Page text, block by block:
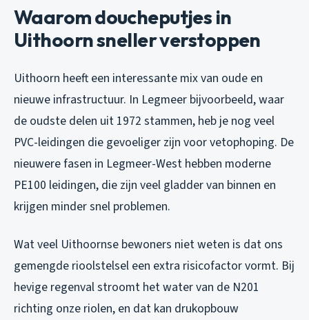
Waarom doucheputjes in
Uithoorn sneller verstoppen
Uithoorn heeft een interessante mix van oude en
nieuwe infrastructuur. In Legmeer bijvoorbeeld, waar
de oudste delen uit 1972 stammen, heb je nog veel
PVC-leidingen die gevoeliger zijn voor vetophoping. De
nieuwere fasen in Legmeer-West hebben moderne
PE100 leidingen, die zijn veel gladder van binnen en
krijgen minder snel problemen.
Wat veel Uithoornse bewoners niet weten is dat ons
gemengde rioolstelsel een extra risicofactor vormt. Bij
hevige regenval stroomt het water van de N201
richting onze riolen, en dat kan drukopbouw